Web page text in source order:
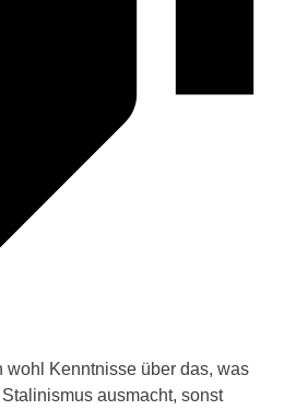
wohl Kenntnisse über das, was
ausmacht, sonst